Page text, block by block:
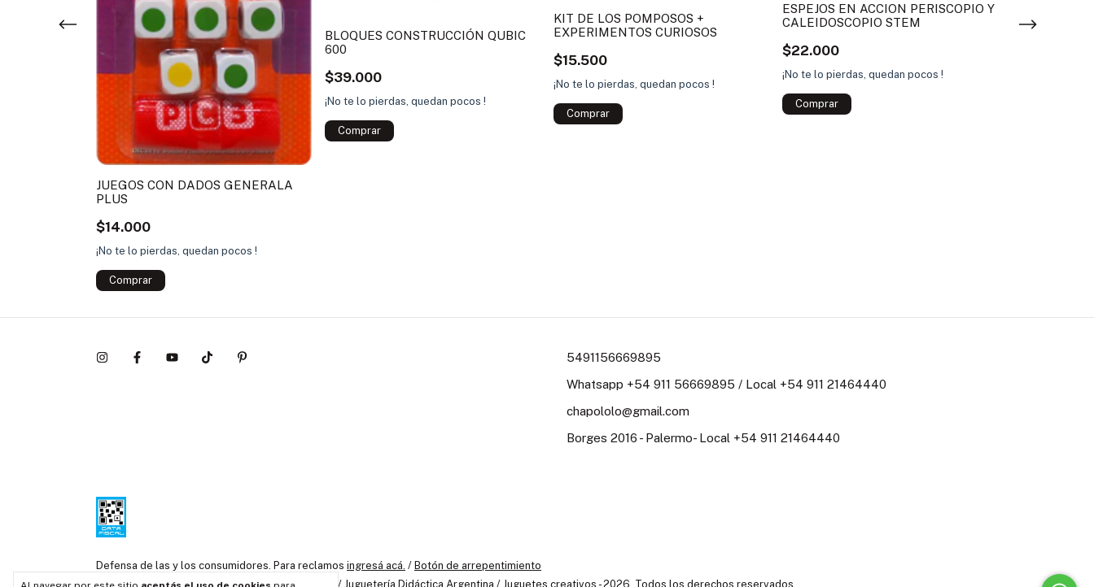
JUEGOS CON DADOS GENERALA
PLUS
$14.000
¡No te lo pierdas, quedan pocos !
BLOQUES CONSTRUCCIÓN QUBIC
600
$39.000
¡No te lo pierdas, quedan pocos !
KIT DE LOS POMPOSOS +
EXPERIMENTOS CURIOSOS
$15.500
¡No te lo pierdas, quedan pocos !
ESPEJOS EN ACCION PERISCOPIO Y
CALEIDOSCOPIO STEM
$22.000
¡No te lo pierdas, quedan pocos !
5491156669895
Whatsapp +54 911 56669895 / Local +54 911 21464440
chapololo@gmail.com
Borges 2016 - Palermo- Local +54 911 21464440
Defensa de las y los consumidores. Para reclamos ingresá acá. / Botón de arrepentimiento
Copyright Chapó Loló / Juguetería Didáctica Argentina / Juguetes creativos - 2026. Todos los derechos reservados.